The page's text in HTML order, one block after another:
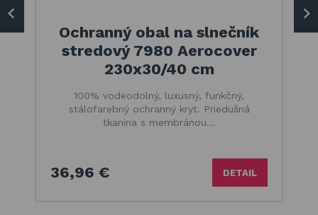
Ochranný obal na slnečník
stredový 7980 Aerocover
230x30/40 cm
100% vodeodolný, luxusný, funkčný,
stálofarebný ochranný kryt. Priedušná
tkanina s membránou…
36,96 € DETAIL